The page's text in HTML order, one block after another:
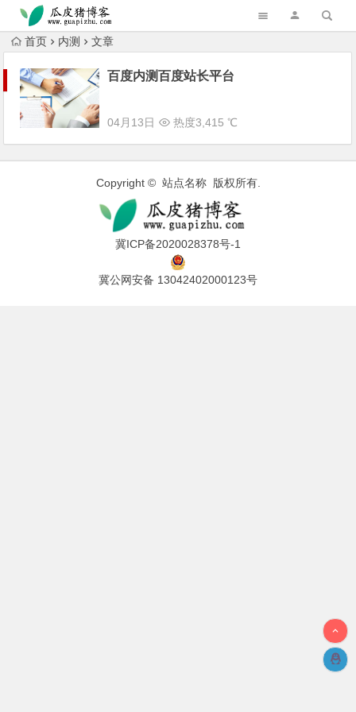
跳转到主内容
首页 内测 文章
百度内测百度站长平台
04月13日 热度3,415 ℃
Copyright © 站点名称 版权所有.
冀ICP备2020028378号-1
冀公网安备 13042402000123号